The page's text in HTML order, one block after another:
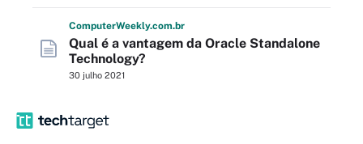
ComputerWeekly.com.br
Qual é a vantagem da Oracle Standalone
Technology?
30 julho 2021